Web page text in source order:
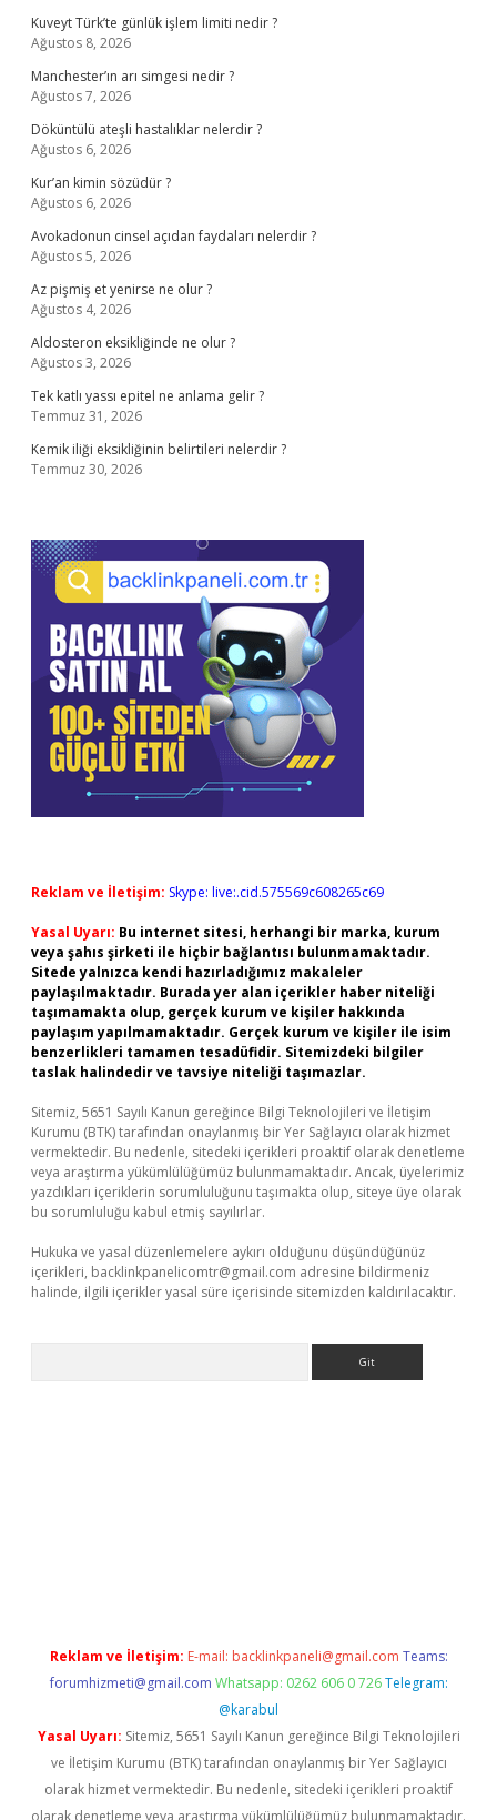
Kuveyt Türk’te günlük işlem limiti nedir ?
Ağustos 8, 2026
Manchester’ın arı simgesi nedir ?
Ağustos 7, 2026
Döküntülü ateşli hastalıklar nelerdir ?
Ağustos 6, 2026
Kur’an kimin sözüdür ?
Ağustos 6, 2026
Avokadonun cinsel açıdan faydaları nelerdir ?
Ağustos 5, 2026
Az pişmiş et yenirse ne olur ?
Ağustos 4, 2026
Aldosteron eksikliğinde ne olur ?
Ağustos 3, 2026
Tek katlı yassı epitel ne anlama gelir ?
Temmuz 31, 2026
Kemik iliği eksikliğinin belirtileri nelerdir ?
Temmuz 30, 2026
Reklam ve İletişim: Skype: live:.cid.575569c608265c69
Yasal Uyarı: Bu internet sitesi, herhangi bir marka, kurum
veya şahıs şirketi ile hiçbir bağlantısı bulunmamaktadır.
Sitede yalnızca kendi hazırladığımız makaleler
paylaşılmaktadır. Burada yer alan içerikler haber niteliği
taşımamakta olup, gerçek kurum ve kişiler hakkında
paylaşım yapılmamaktadır. Gerçek kurum ve kişiler ile isim
benzerlikleri tamamen tesadüfidir. Sitemizdeki bilgiler
taslak halindedir ve tavsiye niteliği taşımazlar.
Sitemiz, 5651 Sayılı Kanun gereğince Bilgi Teknolojileri ve İletişim
Kurumu (BTK) tarafından onaylanmış bir Yer Sağlayıcı olarak hizmet
vermektedir. Bu nedenle, sitedeki içerikleri proaktif olarak denetleme
veya araştırma yükümlülüğümüz bulunmamaktadır. Ancak, üyelerimiz
yazdıkları içeriklerin sorumluluğunu taşımakta olup, siteye üye olarak
bu sorumluluğu kabul etmiş sayılırlar.
Hukuka ve yasal düzenlemelere aykırı olduğunu düşündüğünüz
içerikleri, backlinkpanelicomtr@gmail.com adresine bildirmeniz
halinde, ilgili içerikler yasal süre içerisinde sitemizden kaldırılacaktır.
Reklam ve İletişim: E-mail: backlinkpaneli@gmail.com Teams:
forumhizmeti@gmail.com Whatsapp: 0262 606 0 726 Telegram:
@karabul
Yasal Uyarı: Sitemiz, 5651 Sayılı Kanun gereğince Bilgi Teknolojileri
ve İletişim Kurumu (BTK) tarafından onaylanmış bir Yer Sağlayıcı
olarak hizmet vermektedir. Bu nedenle, sitedeki içerikleri proaktif
olarak denetleme veya araştırma yükümlülüğümüz bulunmamaktadır.